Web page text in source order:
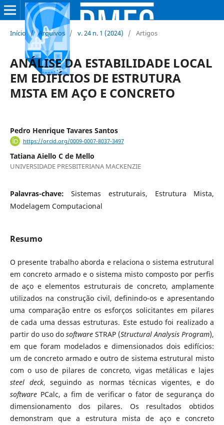
Início / Arquivos / v. 24 n. 1 (2024) / Artigos
ANÁLISE DA ESTABILIDADE LOCAL
EM EDIFÍCIOS DE ESTRUTURA
MISTA EM AÇO E CONCRETO
Pedro Henrique Tavares Santos
https://orcid.org/0009-0007-8037-3497
Tatiana Aiello C de Mello
UNIVERSIDADE PRESBITERIANA MACKENZIE
Palavras-chave:Sistemas estruturais, Estrutura Mista,
Modelagem Computacional
Resumo
O presente trabalho aborda e relaciona o sistema estrutural
em concreto armado e o sistema misto composto por perfis
de aço e elementos estruturais de concreto, am­plamente
utilizados na construção civil, definindo-os e apresentando
uma comparação entre os esforços solicitantes em pilares
de cada uma dessas estruturas. Este estudo foi realizado a
partir do uso do softwareSTRAP (Structural Analysis Program),
em que foram modelados e dimensionados dois edifícios:
um de concreto armado e outro de sistema estrutural misto
com o uso de pilares de concreto, vigas metálicas e lajes
steel deck, seguindo as normas técnicas vigentes, e do
software PCalc, a fim de verificar o fator de segurança do
dimensionamento dos pilares. Os resultados obtidos
demons­tram que a estrutura mista de aço e concreto